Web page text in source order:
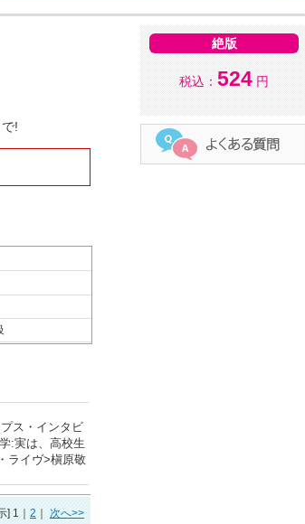
!
ス・インタビ
:実は、高校生
ライヴ>槇原敬
] 1｜ 2 ｜ 次へ>>
絶版
税込： 524 円